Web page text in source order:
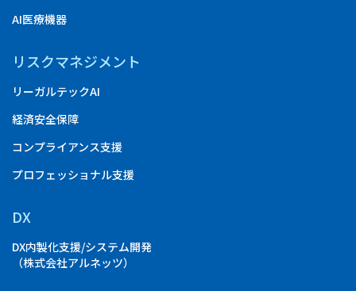
AI医療機器
リスクマネジメント
リーガルテックAI
経済安全保障
コンプライアンス支援
プロフェッショナル支援
DX
DX内製化支援/システム開発
（株式会社アルネッツ）